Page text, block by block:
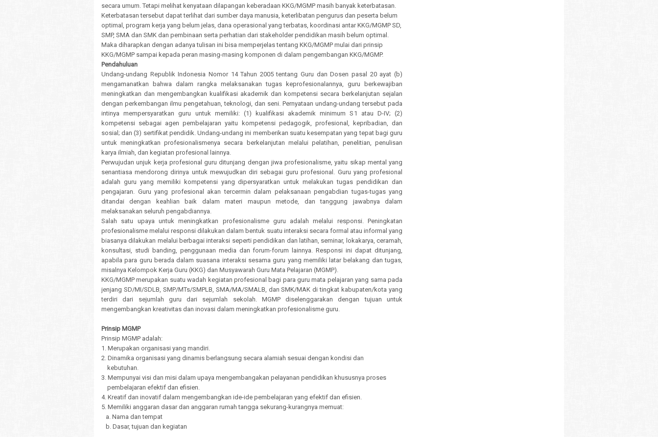
secara umum. Tetapi melihat kenyataan dilapangan keberadaan KKG/MGMP masih banyak keterbatasan.
Keterbatasan tersebut dapat terlihat dari sumber daya manusia, keterlibatan pengurus dan peserta belum
optimal, program kerja yang belum jelas, dana operasional yang terbatas, koordinasi antar KKG/MGMP SD,
SMP, SMA dan SMK dan pembinaan serta perhatian dari stakeholder pendidikan masih belum optimal.
Maka diharapkan dengan adanya tulisan ini bisa memperjelas tentang KKG/MGMP mulai dari prinsip
KKG/MGMP sampai kepada peran masing-masing komponen di dalam pengembangan KKG/MGMP.
Pendahuluan
Undang-undang Republik Indonesia Nomor 14 Tahun 2005 tentang Guru dan Dosen pasal 20 ayat (b)
mengamanatkan bahwa dalam rangka melaksanakan tugas keprofesionalannya, guru berkewajiban
meningkatkan dan mengembangkan kualifikasi akademik dan kompetensi secara berkelanjutan sejalan
dengan perkembangan ilmu pengetahuan, teknologi, dan seni. Pernyataan undang-undang tersebut pada
intinya mempersyaratkan guru untuk memiliki: (1) kualifikasi akademik minimum S1 atau D-IV; (2)
kompetensi sebagai agen pembelajaran yaitu kompetensi pedagogik, profesional, kepribadian, dan
sosial; dan (3) sertifikat pendidik. Undang-undang ini memberikan suatu kesempatan yang tepat bagi guru
untuk meningkatkan profesionalismenya secara berkelanjutan melalui pelatihan, penelitian, penulisan
karya ilmiah, dan kegiatan profesional lainnya.
Perwujudan unjuk kerja profesional guru ditunjang dengan jiwa profesionalisme, yaitu sikap mental yang
senantiasa mendorong dirinya untuk mewujudkan diri sebagai guru profesional. Guru yang profesional
adalah guru yang memiliki kompetensi yang dipersyaratkan untuk melakukan tugas pendidikan dan
pengajaran. Guru yang profesional akan tercermin dalam pelaksanaan pengabdian tugas-tugas yang
ditandai dengan keahlian baik dalam materi maupun metode, dan tanggung jawabnya dalam
melaksanakan seluruh pengabdiannya.
Salah satu upaya untuk meningkatkan profesionalisme guru adalah melalui responsi. Peningkatan
profesionalisme melalui responsi dilakukan dalam bentuk suatu interaksi secara formal atau informal yang
biasanya dilakukan melalui berbagai interaksi seperti pendidikan dan latihan, seminar, lokakarya, ceramah,
konsultasi, studi banding, penggunaan media dan forum-forum lainnya. Responsi ini dapat ditunjang,
apabila para guru berada dalam suasana interaksi sesama guru yang memiliki latar belakang dan tugas,
misalnya Kelompok Kerja Guru (KKG) dan Musyawarah Guru Mata Pelajaran (MGMP).
KKG/MGMP merupakan suatu wadah kegiatan profesional bagi para guru mata pelajaran yang sama pada
jenjang SD/MI/SDLB, SMP/MTs/SMPLB, SMA/MA/SMALB, dan SMK/MAK di tingkat kabupaten/kota yang
terdiri dari sejumlah guru dari sejumlah sekolah. MGMP diselenggarakan dengan tujuan untuk
mengembangkan kreativitas dan inovasi dalam meningkatkan profesionalisme guru.
Prinsip MGMP
Prinsip MGMP adalah:
1. Merupakan organisasi yang mandiri.
2. Dinamika organisasi yang dinamis berlangsung secara alamiah sesuai dengan kondisi dan
kebutuhan.
3. Mempunyai visi dan misi dalam upaya mengembangakan pelayanan pendidikan khususnya proses
pembelajaran efektif dan efisien.
4. Kreatif dan inovatif dalam mengembangkan ide-ide pembelajaran yang efektif dan efisien.
5. Memiliki anggaran dasar dan anggaran rumah tangga sekurang-kurangnya memuat:
a. Nama dan tempat
b. Dasar, tujuan dan kegiatan